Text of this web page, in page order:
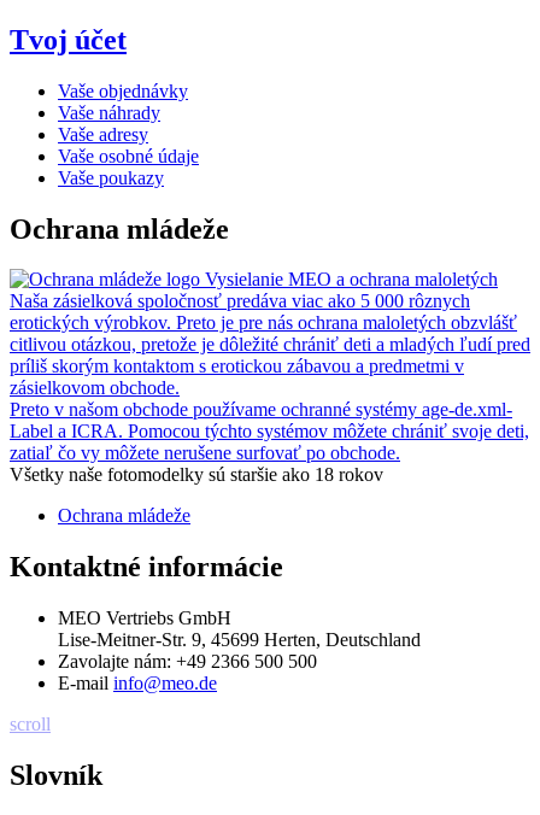
Tvoj účet
Vaše objednávky
Vaše náhrady
Vaše adresy
Vaše osobné údaje
Vaše poukazy
Ochrana mládeže
Vysielanie MEO a ochrana maloletých
Naša zásielková spoločnosť predáva viac ako 5 000 rôznych
erotických výrobkov. Preto je pre nás ochrana maloletých obzvlášť
citlivou otázkou, pretože je dôležité chrániť deti a mladých ľudí pred
príliš skorým kontaktom s erotickou zábavou a predmetmi v
zásielkovom obchode.
Preto v našom obchode používame ochranné systémy age-de.xml-
Label a ICRA. Pomocou týchto systémov môžete chrániť svoje deti,
zatiaľ čo vy môžete nerušene surfovať po obchode.
Všetky naše fotomodelky sú staršie ako 18 rokov
Ochrana mládeže
Kontaktné informácie
MEO Vertriebs GmbH
Lise-Meitner-Str. 9, 45699 Herten, Deutschland
Zavolajte nám: +49 2366 500 500
E-mail info@meo.de
scroll
Slovník